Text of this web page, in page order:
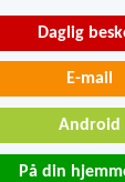
Daglig
E-mail
Android
På din